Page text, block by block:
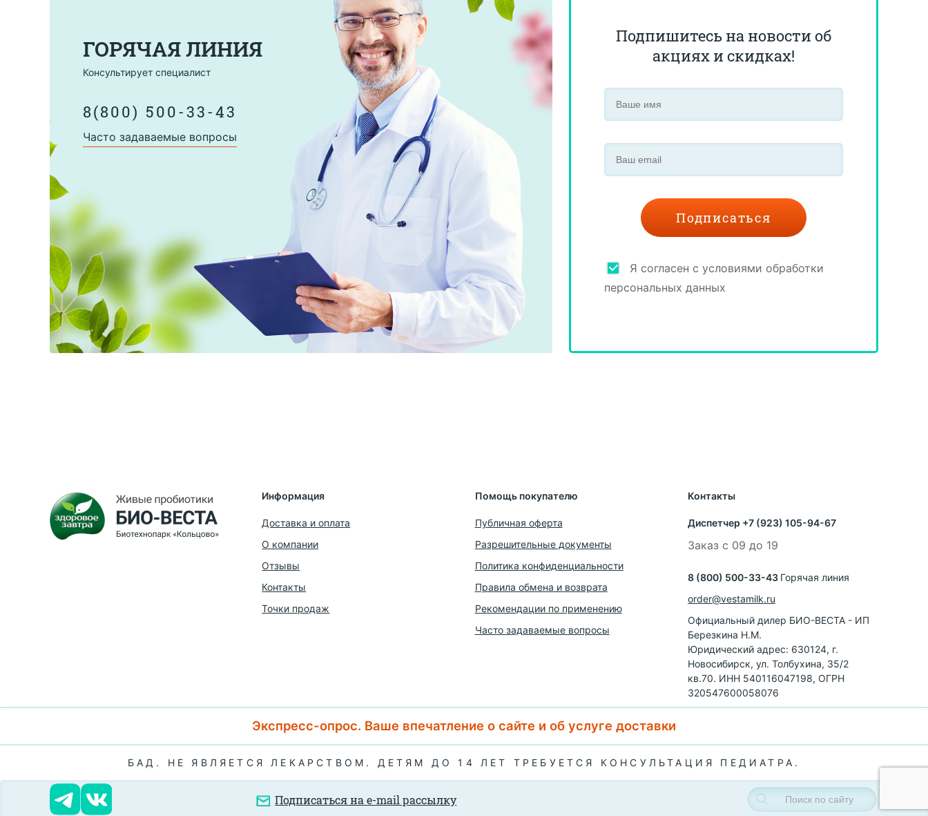
ГОРЯЧАЯ ЛИНИЯ
Консультирует специалист
8(800) 500-33-43
Часто задаваемые вопросы
Подпишитесь на новости об
акциях и скидках!
Я согласен с условиями обработки
персональных данных
Информация
Доставка и оплата
О компании
Отзывы
Контакты
Точки продаж
Помощь покупателю
Публичная оферта
Разрешительные документы
Политика конфиденциальности
Правила обмена и возврата
Рекомендации по применению
Часто задаваемые вопросы
Контакты
Диспетчер +7 (923) 105-94-67
Заказ с 09 до 19
8 (800) 500-33-43 Горячая линия
order@vestamilk.ru
Официальный дилер БИО-ВЕСТА - ИП
Березкина Н.М.
Юридический адрес: 630124, г.
Новосибирск, ул. Толбухина, 35/2
кв.70. ИНН 540116047198, ОГРН
320547600058076
Экспресс-опрос. Ваше впечатление о сайте и об услуге доставки
БАД. НЕ ЯВЛЯЕТСЯ ЛЕКАРСТВОМ. ДЕТЯМ ДО 14 ЛЕТ ТРЕБУЕТСЯ КОНСУЛЬТАЦИЯ ПЕДИАТРА.
Подписаться на e-mail рассылку